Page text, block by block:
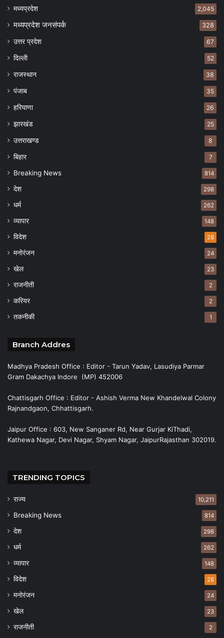
मध्यप्रदेश 2,045
मध्यप्रदेश जनसंपर्क 328
उत्तर प्रदेश 67
दिल्ली 52
राजस्थान 38
पंजाब 35
हरियाणा 26
झारखंड 25
उत्तराखण्ड 8
बिहार 7
Breaking News 814
देश 298
धर्म 262
व्यापार 148
विदेश 28
मनोरंजन 24
खेल 23
राजनीती 2
करियर 2
तकनीकी 1
Branch Addres
Madhya Pradesh Office : Editor - Tarun Yadav, Lasudiya Parmar
Gram Dakachya Indore (MP) 452006
Chattisgarh Office : Editor - Ashish Verma New Khandelwal Colony
Rajnandgaon, Chhattisgarh.
Jaipur Office : 603, New Sanganer Rd, Near Gurjar KiThadi,
Kathewa Nagar, Devi Nagar, Shyam Nagar, JaipurRajasthan 302019.
TRENDING TOPICS
राज्य 10,211
Breaking News 814
देश 298
धर्म 262
व्यापार 148
विदेश 28
मनोरंजन 24
खेल 23
राजनीती 2